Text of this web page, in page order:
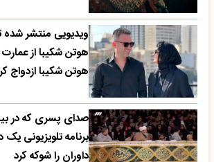
ویدیویی منتشر
هوتن شکیبا از
هوتن شکیبا ازدواج
صدای پسری که در
برنامه تلویزیونی یک
داوران را شوکه کرد